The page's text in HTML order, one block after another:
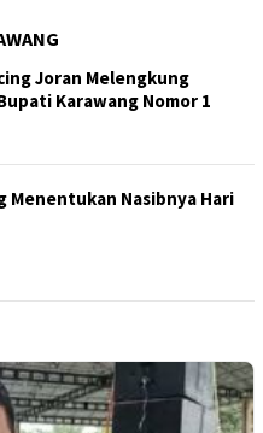
Joran Melengkung
Karawang Nomor 1
Menentukan Nasibnya Hari